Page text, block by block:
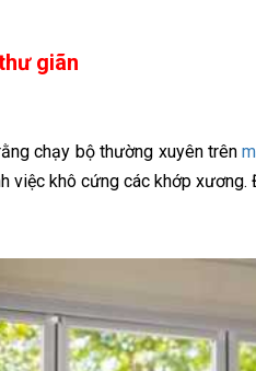
giãn
chạy bộ thường xuyên trên
việc khô cứng các khớp